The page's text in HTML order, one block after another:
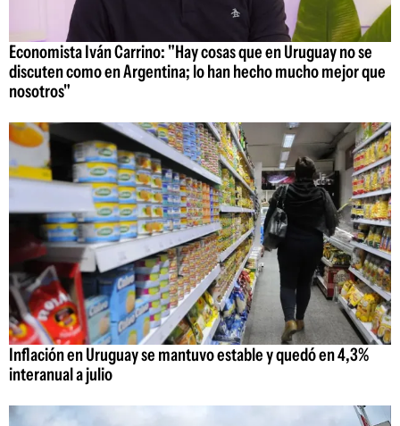
Economista Iván Carrino: "Hay cosas que en Uruguay no se
discuten como en Argentina; lo han hecho mucho mejor que
nosotros"
Inflación en Uruguay se mantuvo estable y quedó en 4,3%
interanual a julio